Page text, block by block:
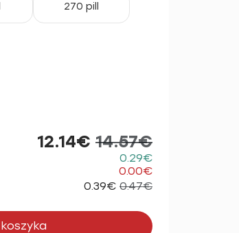
270 pill
12.14€ 14.57€
0.29€
0.00€
0.39€ 0.47€